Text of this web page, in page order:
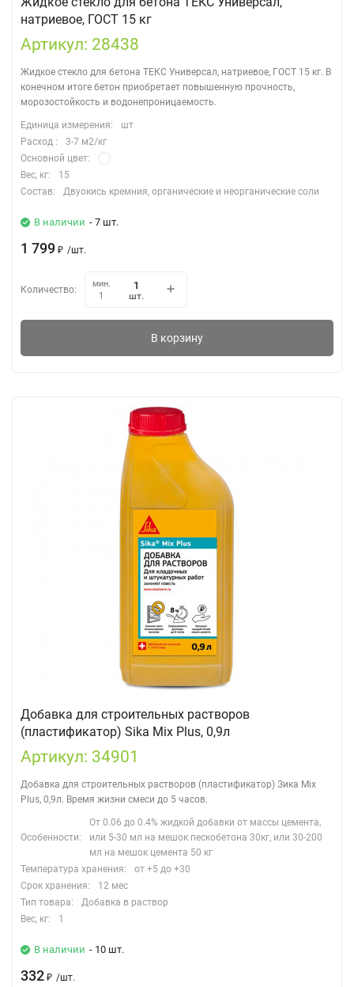
натриевое, ГОСТ 15 кг
Артикул: 28438
Жидкое стекло для бетона ТЕКС Универсал, натриевое, ГОСТ 15 кг. В
конечном итоге бетон приобретает повышенную прочность,
морозостойкость и водонепроницаемость.
Единица измерения:
шт
Расход :
3-7 м2/кг
Основной цвет:
Вес, кг:
15
Состав:
Двуокись кремния, органические и неорганические соли
В наличии - 7 шт.
1 799 ₽ /шт.
Количество:
мин.
1
шт.
В корзину
Добавка для строительных растворов
(пластификатор) Sika Mix Plus, 0,9л
Артикул: 34901
Добавка для строительных растворов (пластификатор) Зика Mix
Plus, 0,9л. Время жизни смеси до 5 часов.
Особенности:
От 0.06 до 0.4% жидкой добавки от массы цемента,
или 5-30 мл на мешок пескобетона 30кг, или 30-200
мл на мешок цемента 50 кг
Температура хранения:
от +5 до +30
Срок хранения:
12 мес
Тип товара:
Добавка в раствор
Вес, кг:
1
В наличии - 10 шт.
332 ₽ /шт.